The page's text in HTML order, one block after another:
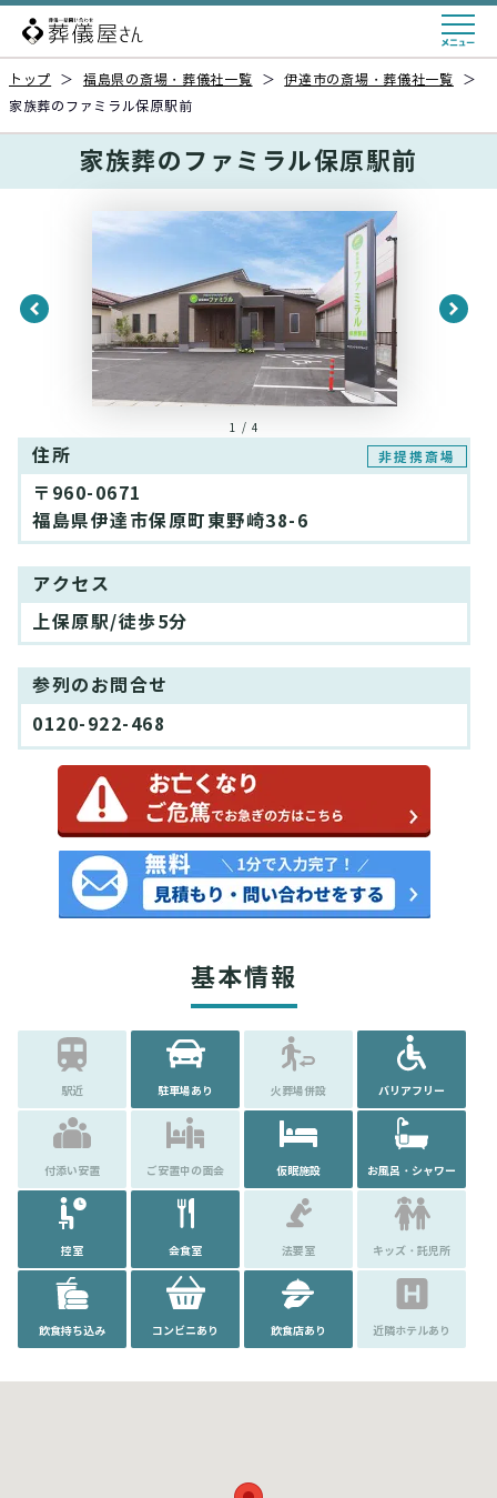
トップ ＞ 福島県の斎場・葬儀社一覧 ＞ 伊達市の斎場・葬儀社一覧
＞
家族葬のファミラル保原駅前
家族葬のファミラル保原駅前
1 / 4
住所 非提携斎場
〒960-0671
福島県伊達市保原町東野崎38-6
アクセス
上保原駅/徒歩5分
参列のお問合せ
0120-922-468
基本情報
駅近 駐車場あり 火葬場併設 バリアフリー
付添い安置 ご安置中の面会 仮眠施設 お風呂・シャワー
控室 会食室 法要室 キッズ・託児所
飲食持ち込み コンビニあり 飲食店あり 近隣ホテルあり